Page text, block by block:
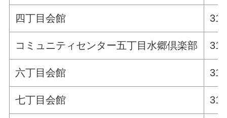
四丁目会館
コミュニティセンター五丁目水郷倶楽部
六丁目会館
七丁目会館